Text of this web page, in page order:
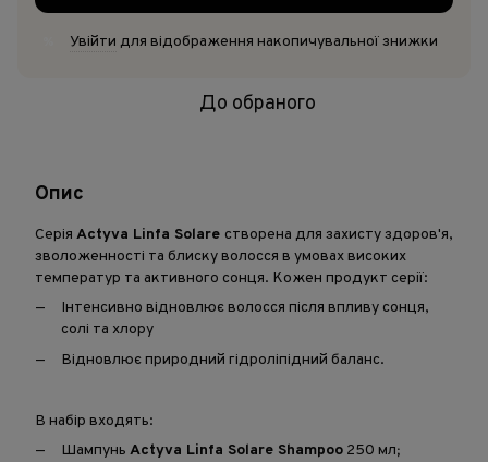
Увійти для відображення накопичувальної знижки
До обраного
Опис
Серія Actyva Linfa Solare створена для захисту здоров'я,
зволоженності та блиску волосся в умовах високих
температур та активного сонця. Кожен продукт серії:
Інтенсивно відновлює волосся після впливу сонця,
солі та хлору
Відновлює природний гідроліпідний баланс.
В набір входять:
Шампунь Actyva Linfa Solare Shampoo 250 мл;